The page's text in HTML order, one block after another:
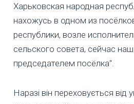
Харьковская народная
нахожусь в одном из
республики, возле
сельского совета, сейчас
председателем посёлка".
Наразі він переховується від